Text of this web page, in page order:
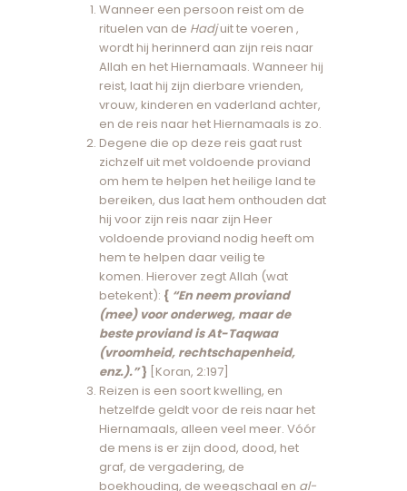
Wanneer een persoon reist om de
rituelen van de Hadjuit te voeren ,
wordt hij herinnerd aan zijn reis naar
Allah en het Hiernamaals. Wanneer hij
reist, laat hij zijn dierbare vrienden,
vrouw, kinderen en vaderland achter,
en de reis naar het Hiernamaals is zo.
Degene die op deze reis gaat rust
zichzelf uit met voldoende proviand
om hem te helpen het heilige land te
bereiken, dus laat hem onthouden dat
hij voor zijn reis naar zijn Heer
voldoende proviand nodig heeft om
hem te helpen daar veilig te
komen. Hierover zegt Allah (wat
betekent): { “En neem proviand
(mee) voor onderweg, maar de
beste proviand is At-Taqwaa
(vroomheid, rechtschapenheid,
enz.).”} [Koran, 2:197]
Reizen is een soort kwelling, en
hetzelfde geldt voor de reis naar het
Hiernamaals, alleen veel meer. Vóór
de mens is er zijn dood, dood, het
graf, de vergadering, de
boekhouding, de weegschaal en al-